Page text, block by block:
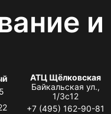
АТЦ Щёлковская
Байкальская ул.,
1/3с12
+7 (495) 162-90-81